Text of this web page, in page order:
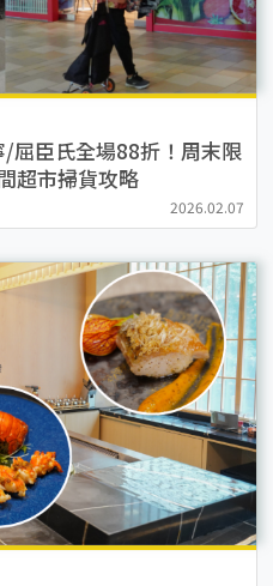
屈臣氏全場88折！周末限
超市掃貨攻略
2026.02.07